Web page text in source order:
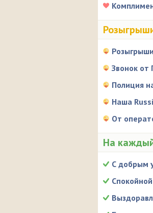
Розыгрыши
Звонок от
Полиция
Наша
От
На
С добрым